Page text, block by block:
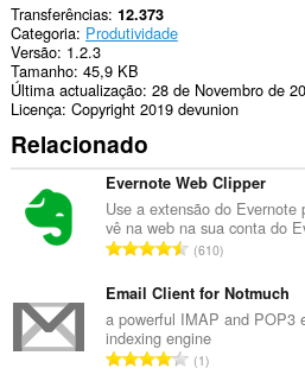
Transferências 12.373
Categoria Produtividade
Versão 1.2.3
Tamanho 45,9 KB
Última actualização 28 de Novembro de
Licença Copyright 2019 devunion
Relacionado
Evernote Web Clipper
Use a extensão do Evernote
vê na web na sua conta do
N
m
e
r
o
610
Email Client for Notmuch
a powerful IMAP and POP3
indexing engine
N1